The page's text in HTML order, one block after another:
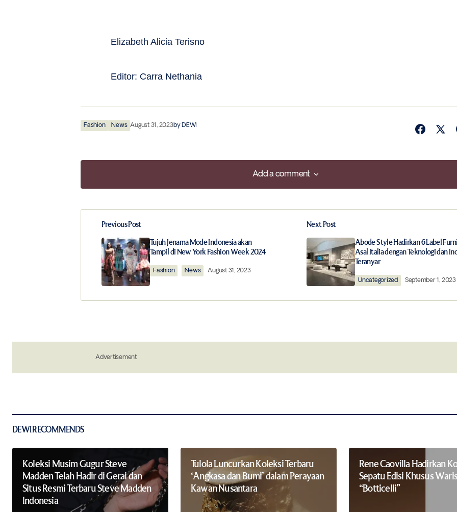
Elizabeth Alicia Terisno
Editor: Carra Nethania
Fashion News August 31, 2023byDEWI
Add a comment
Add a comment
Your email address will not be published. Required fields are marked
Comment*
Save my name, email, and website in this browser for
Previous Post
Tujuh Jenama Mode Indonesia akan
Tampil di New York Fashion Week 2024
Fashion News August 31, 2023
Next Post
Abode Style Hadirkan 6 Label
Asal Italia dengan Teknologi dan
Teranyar
Uncategorized September 1, 2023
Advertisement
DEWI RECOMMENDS
Koleksi Musim Gugur Steve
Madden Telah Hadir di Gerai dan
Situs Resmi Terbaru Steve Madden
Indonesia
Tulola Luncurkan Koleksi Terbaru
‘Angkasa dan Bumi’ dalam Perayaan
Kawan Nusantara
Rene Caovilla Hadirkan
Sepatu Edisi Khusus
“Botticelli”